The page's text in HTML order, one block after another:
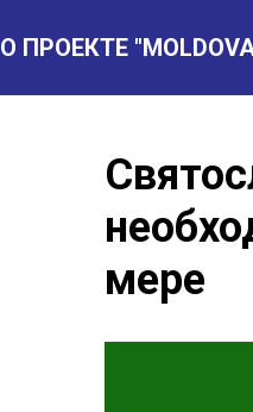
О ПРОЕКТЕ
мере